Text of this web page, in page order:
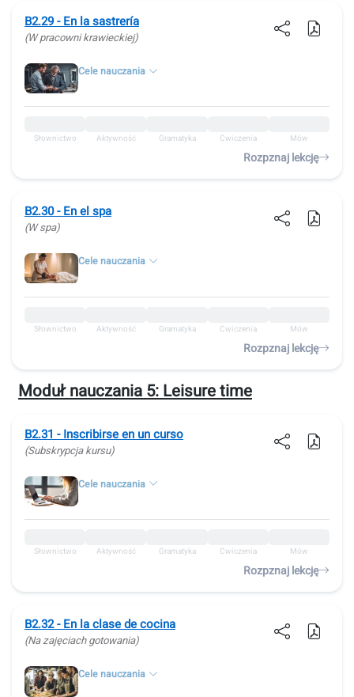
B2.29 - En la sastrería
(W pracowni krawieckiej)
Cele nauczania
Słownictwo Aktywność Gramatyka Ćwiczenia Mów
Rozpznaj lekcję
B2.30 - En el spa
(W spa)
Cele nauczania
Słownictwo Aktywność Gramatyka Ćwiczenia Mów
Rozpznaj lekcję
Moduł nauczania 5: Leisure time
B2.31 - Inscribirse en un curso
(Subskrypcja kursu)
Cele nauczania
Słownictwo Aktywność Gramatyka Ćwiczenia Mów
Rozpznaj lekcję
B2.32 - En la clase de cocina
(Na zajęciach gotowania)
Cele nauczania